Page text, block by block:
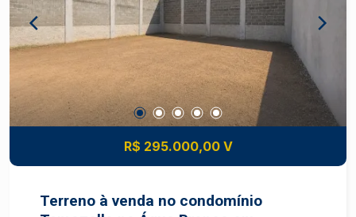
R$ 295.000,00 V
Terreno à venda no condomínio